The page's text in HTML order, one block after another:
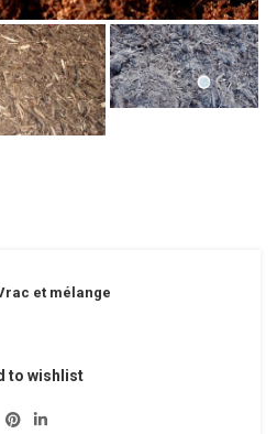
et mélange
to wishlist